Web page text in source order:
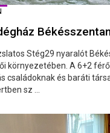
Stég29 nyaralót
környezetében. A 6+2
családoknak és baráti
sz ...